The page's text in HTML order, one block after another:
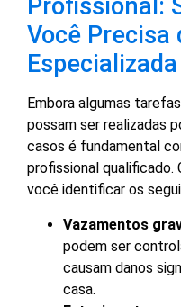
Profissional:
Você Precisa
Especializada
Embora algumas
possam ser realizadas
casos é fundamental
profissional qualificado.
você identificar os
Vazamentos
podem ser
causam danos
casa.